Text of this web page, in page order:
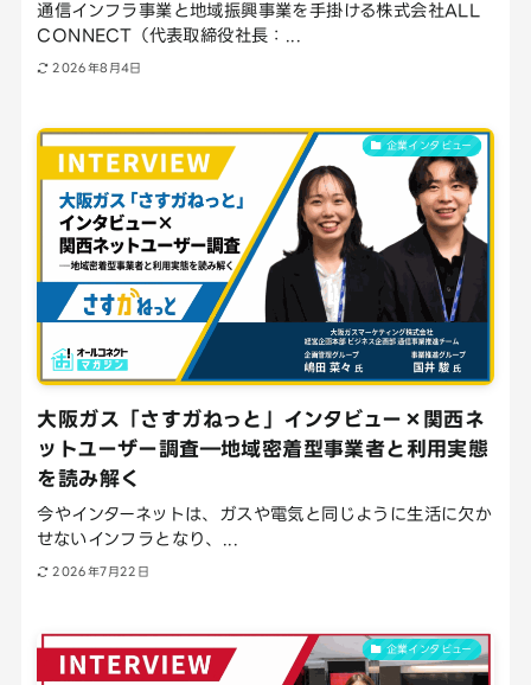
通信インフラ事業と地域振興事業を手掛ける株式会社ALL
CONNECT（代表取締役社長：...
2026年8月4日
企業インタビュー
大阪ガス「さすガねっと」インタビュー×関西ネ
ットユーザー調査―地域密着型事業者と利用実態
を読み解く
今やインターネットは、ガスや電気と同じように生活に欠か
せないインフラとなり、...
2026年7月22日
企業インタビュー